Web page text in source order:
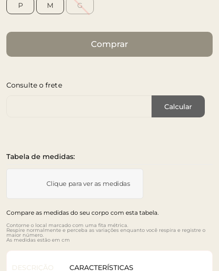
P M G
Comprar
Consulte o frete
Calcular
Tabela de medidas:
Clique para ver as medidas
Compare as medidas do seu corpo com esta tabela.
Contorne o local marcado com uma fita métrica.
Respire normalmente e perceba as variações enquanto você respira e registre o
maior número.
As medidas estão em cm
DESCRIÇÃO CARACTERÍSTICAS